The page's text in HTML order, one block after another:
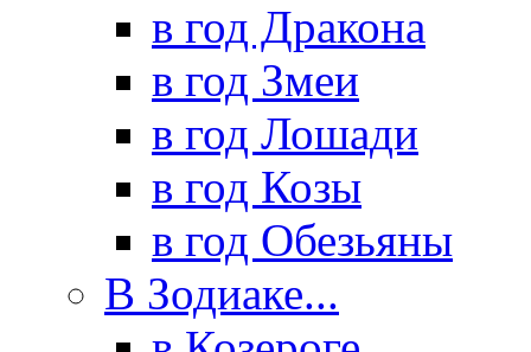
в год Дракона
в год Змеи
в год Лошади
в год Козы
в год Обезьяны
В Зодиаке...